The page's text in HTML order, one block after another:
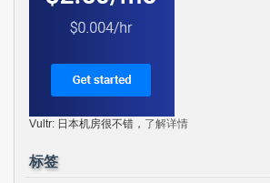
Vultr: 日本机房很不错， 了解详情
标签